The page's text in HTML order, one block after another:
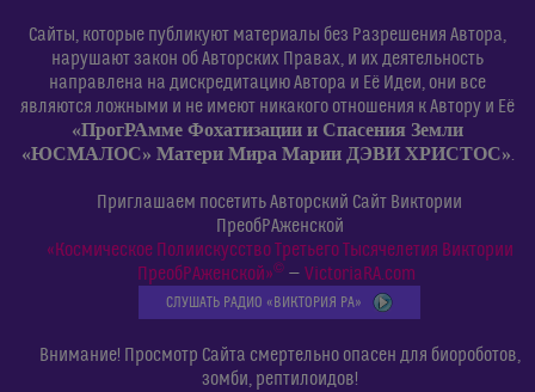
Сайты, которые публикуют материалы без Разрешения Автора,
нарушают закон об Авторских Правах, и их деятельность
направлена на дискредитацию Автора и Её Идеи, они все
являются ложными и не имеют никакого отношения к Автору и Её
«ПрогРАмме Фохатизации и Спасения Земли
«ЮСМАЛОС» Матери Мира Марии ДЭВИ ХРИСТОС».
Приглашаем посетить Авторский Сайт Виктории
ПреобРАженской
«Космическое Полиискусство Третьего Тысячелетия Виктории
ПреобРАженской»©— VictoriaRA.com
СЛУШАТЬ РАДИО «ВИКТОРИЯ РА»
Внимание! Просмотр Сайта смертельно опасен для биороботов,
зомби, рептилоидов!